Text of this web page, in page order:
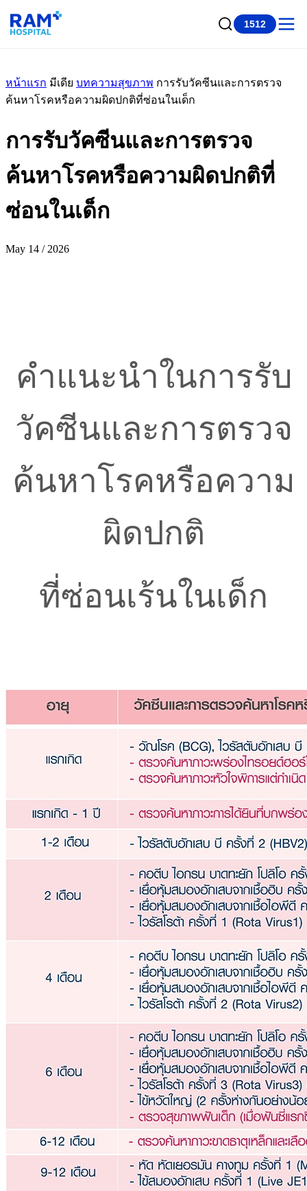
1512
หน้าแรก มีเดีย บทความสุขภาพ การรับวัคซีนและการตรวจ
ค้นหาโรคหรือความผิดปกติที่ซ่อนในเด็ก
การรับวัคซีนและการตรวจ
ค้นหาโรคหรือความผิดปกติที่
ซ่อนในเด็ก
May 14 / 2026
คำแนะนำในการรับ
วัคซีนและการตรวจ
ค้นหาโรคหรือความ
ผิดปกติ
ที่ซ่อนเร้นในเด็ก